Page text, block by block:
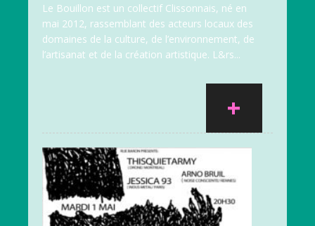
Le Bouillon est un collectif Clissonnais, né en
mai 2012, rassemblant des acteurs locaux des
domaines de la culture, de l’environnement, de
l’artisanat et de la création artistique. L&rs...
+